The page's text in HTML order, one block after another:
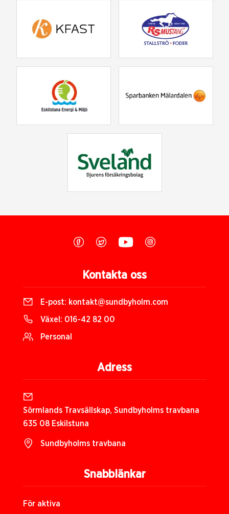
Snabblänkar
För aktiva
Kontakta oss
E-post: kontakt@sundbyholm.com
Växel: 016-42 82 00
Personal
Adress
Sörmlands Travsällskap, Sundbyholms travbana
635 08 Eskilstuna
Sundbyholms travbana